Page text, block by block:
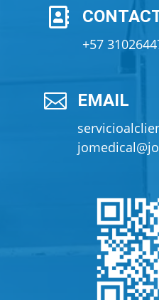

+57
 EMAIL